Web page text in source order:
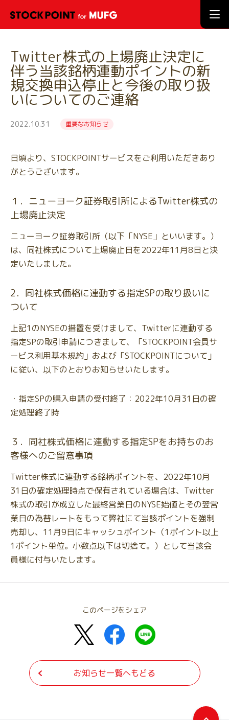
Twitter株式の上場廃止決定に
伴う当該銘柄連動ポイントの新
規交換申込停止と今後の取り扱
いについてのご連絡
2022.10.31 重要なお知らせ
日頃より、STOCKPOINTサービスをご利用いただきあり
がとうございます。
１．ニューヨーク証券取引所によるTwitter株式の
上場廃止決定
ニューヨーク証券取引所（以下「NYSE」といいます。）
は、同社株式について上場廃止日を2022年11月8日と決
定いたしました。
2．同社株式価格に連動する指定SPの取り扱いに
ついて
上記1のNYSEの措置を受けまして、Twitterに連動する
指定SPの取引申請につきまして、「STOCKPOINT会員サ
ービス利用基本規約」および「STOCKPOINTについて」
に従い、以下のとおりお知らせいたします。
・指定SPの購入申請の受付終了：2022年10月31日の確
定処理終了時
３．同社株式価格に連動する指定SPをお持ちのお
客様へのご留意事項
Twitter株式に連動する銘柄ポイントを、2022年10月
31日の確定処理時点で保有されている場合は、Twitter
株式の取引が成立した最終営業日のNYSE始値とその翌営
業日の為替レートをもって弊社にて当該ポイントを強制
売却し、11月9日にキャッシュポイント（1ポイント以上
1ポイント単位。小数点以下は切捨て。）として当該会
員様に付与いたします。
このページをシェア
お知らせ一覧へもどる